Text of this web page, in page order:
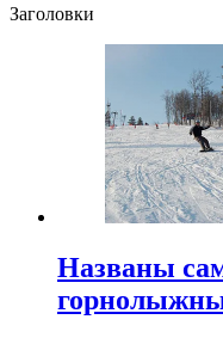
Заголовки
Названы